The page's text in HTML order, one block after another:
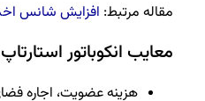
مقاله مرتبط: افزایش شانس
معایب انکوباتور استارتاپ
هزینه عضویت، اجاره